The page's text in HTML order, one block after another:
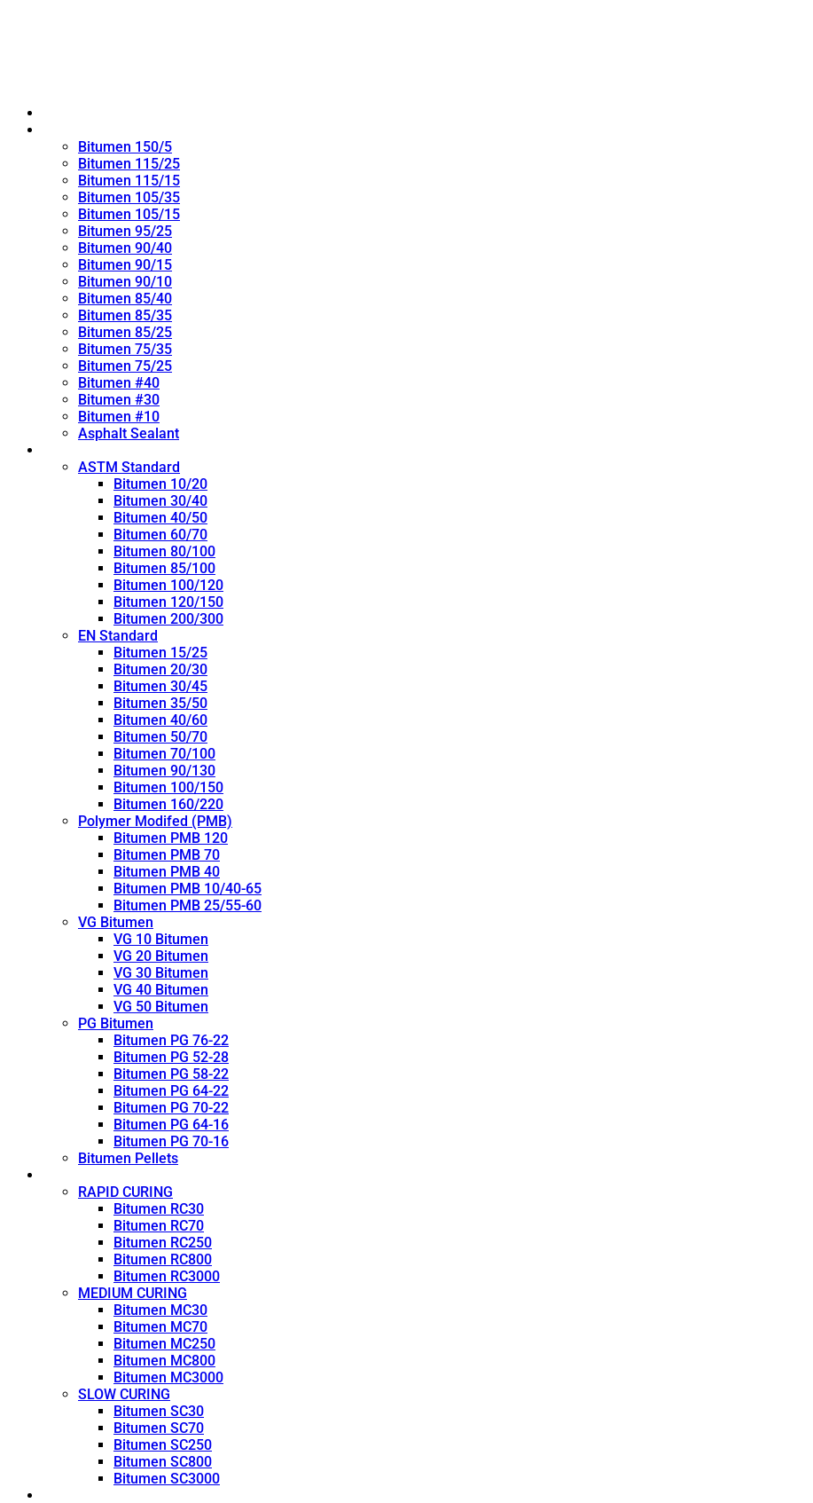
Bitumen 150/5
Bitumen 115/25
Bitumen 115/15
Bitumen 105/35
Bitumen 105/15
Bitumen 95/25
Bitumen 90/40
Bitumen 90/15
Bitumen 90/10
Bitumen 85/40
Bitumen 85/35
Bitumen 85/25
Bitumen 75/35
Bitumen 75/25
Bitumen #40
Bitumen #30
Bitumen #10
Asphalt Sealant
ASTM Standard
Bitumen 10/20
Bitumen 30/40
Bitumen 40/50
Bitumen 60/70
Bitumen 80/100
Bitumen 85/100
Bitumen 100/120
Bitumen 120/150
Bitumen 200/300
EN Standard
Bitumen 15/25
Bitumen 20/30
Bitumen 30/45
Bitumen 35/50
Bitumen 40/60
Bitumen 50/70
Bitumen 70/100
Bitumen 90/130
Bitumen 100/150
Bitumen 160/220
Polymer Modifed (PMB)
Bitumen PMB 120
Bitumen PMB 70
Bitumen PMB 40
Bitumen PMB 10/40-65
Bitumen PMB 25/55-60
VG Bitumen
VG 10 Bitumen
VG 20 Bitumen
VG 30 Bitumen
VG 40 Bitumen
VG 50 Bitumen
PG Bitumen
Bitumen PG 76-22
Bitumen PG 52-28
Bitumen PG 58-22
Bitumen PG 64-22
Bitumen PG 70-22
Bitumen PG 64-16
Bitumen PG 70-16
Bitumen Pellets
RAPID CURING
Bitumen RC30
Bitumen RC70
Bitumen RC250
Bitumen RC800
Bitumen RC3000
MEDIUM CURING
Bitumen MC30
Bitumen MC70
Bitumen MC250
Bitumen MC800
Bitumen MC3000
SLOW CURING
Bitumen SC30
Bitumen SC70
Bitumen SC250
Bitumen SC800
Bitumen SC3000